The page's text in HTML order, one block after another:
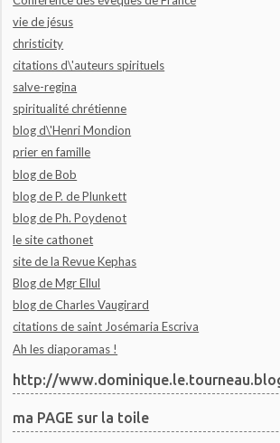
vie de jésus
christicity
citations d\'auteurs spirituels
salve-regina
spiritualité chrétienne
blog d\'Henri Mondion
prier en famille
blog de Bob
blog de P. de Plunkett
blog de Ph. Poydenot
le site cathonet
site de la Revue Kephas
Blog de Mgr Ellul
blog de Charles Vaugirard
citations de saint Josémaria Escriva
Ah les diaporamas !
http://
ma PAGE sur la toile